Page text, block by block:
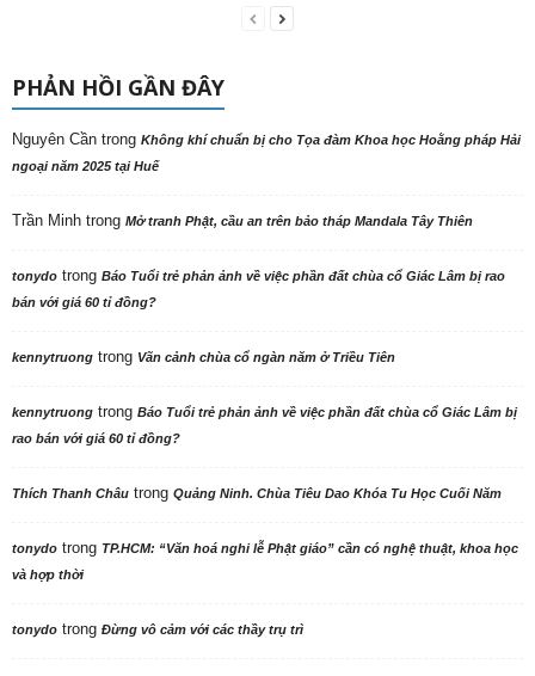
PHẢN HỒI GẦN ĐÂY
Nguyên Cần trong Không khí chuẩn bị cho Tọa đàm Khoa học Hoằng pháp Hải
ngoại năm 2025 tại Huế
Trần Minh trong Mở tranh Phật, cầu an trên bảo tháp Mandala Tây Thiên
tonydo trong Báo Tuổi trẻ phản ảnh về việc phần đất chùa cổ Giác Lâm bị rao
bán với giá 60 tỉ đồng?
kennytruong trong Vãn cảnh chùa cổ ngàn năm ở Triều Tiên
kennytruong trong Báo Tuổi trẻ phản ảnh về việc phần đất chùa cổ Giác Lâm bị
rao bán với giá 60 tỉ đồng?
Thích Thanh Châu trong Quảng Ninh. Chùa Tiêu Dao Khóa Tu Học Cuối Năm
tonydo trong TP.HCM: “Văn hoá nghi lễ Phật giáo” cần có nghệ thuật, khoa học
và hợp thời
tonydo trong Đừng vô cảm với các thầy trụ trì